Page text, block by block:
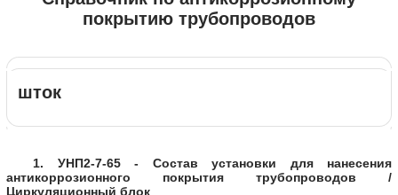
покрытию трубопроводов
шток
1. УНП2-7-65 - Состав установки для нанесения
антикоррозионного покрытия трубопроводов /
Циркуляционный блок